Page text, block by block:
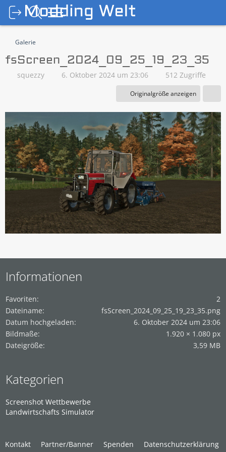
Galerie
fsScreen_2024_09_25_19_23_35
squezzy 6. Oktober 2024 um 23:06 512 Zugriffe
Originalgröße anzeigen
Informationen
Favoriten
2
Dateiname
fsScreen_2024_09_25_19_23_35.png
Datum hochgeladen
6. Oktober 2024 um 23:06
Bildmaße
1.920 × 1.080 px
Dateigröße
3,59 MB
Kategorien
Screenshot Wettbewerbe
Landwirtschafts Simulator
Kontakt Partner/Banner Spenden Datenschutzerklärung